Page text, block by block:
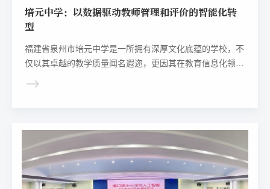
培元中学：以数据驱动教师管理和评价的智能化转
型
福建省泉州市培元中学是一所拥有深厚文化底蕴的学校，不
仅以其卓越的教学质量闻名遐迩，更因其在教育信息化领域